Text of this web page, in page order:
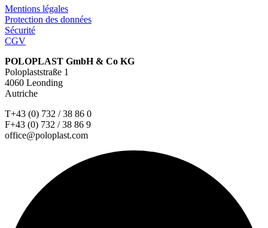
Mentions légales
Protection des données
Sécurité
CGV
POLOPLAST GmbH & Co KG
Poloplaststraße 1
4060 Leonding
Autriche
T+43 (0) 732 / 38 86 0
F+43 (0) 732 / 38 86 9
office@poloplast.com